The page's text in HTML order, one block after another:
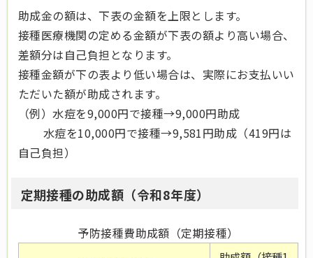
助成金の額は、下表の金額を上限とします。
接種医療機関の定める金額が下表の額より高い場合、
差額分は自己負担となります。
接種金額が下の表より低い場合は、実際にお支払いい
ただいた額が助成されます。
（例）水痘を9,000円で接種→9,000円助成
水痘を10,000円で接種→9,581円助成（419円は
自己負担）
定期接種の助成額（令和8年度）
予防接種費助成額（定期接種）